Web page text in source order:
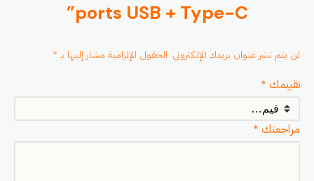
ports USB + Type-C”
لن يتم نشر عنوان بريدك الإلكتروني. الحقول الإلزامية مشار إليها بـ *
تقييمك *
مراجعتك *